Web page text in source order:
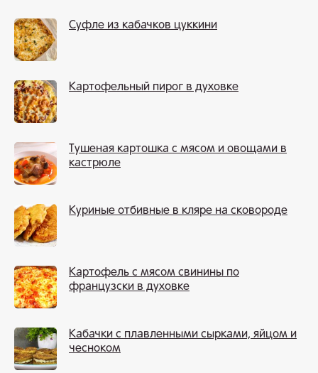
Суфле из кабачков цуккини
Картофельный пирог в духовке
Тушеная картошка с мясом и овощами в
кастрюле
Куриные отбивные в кляре на сковороде
Картофель с мясом свинины по
французски в духовке
Кабачки с плавленными сырками, яйцом и
чесноком